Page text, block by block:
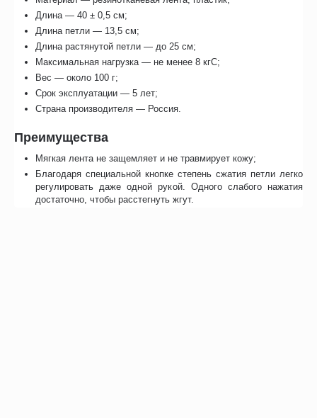
Длина — 40 ± 0,5 см;
Длина петли — 13,5 см;
Длина растянутой петли — до 25 см;
Максимальная нагрузка — не менее 8 кгС;
Вес — около 100 г;
Срок эксплуатации — 5 лет;
Страна производителя — Россия.
Преимущества
Мягкая лента не защемляет и не травмирует кожу;
Благодаря специальной кнопке степень сжатия петли легко
регулировать даже одной рукой. Одного слабого нажатия
достаточно, чтобы расстегнуть жгут.